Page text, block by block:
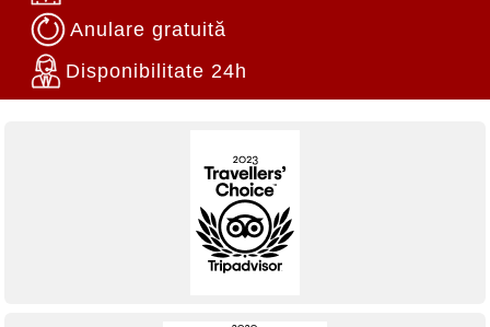
Anulare gratuită
Disponibilitate 24h